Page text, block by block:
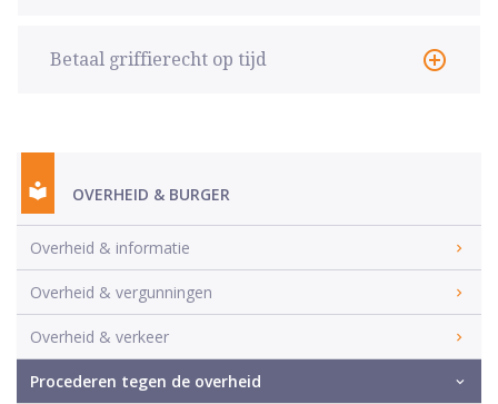
Betaal griffierecht op tijd
OVERHEID & BURGER
Overheid & informatie
Overheid & vergunningen
Overheid & verkeer
Procederen tegen de overheid